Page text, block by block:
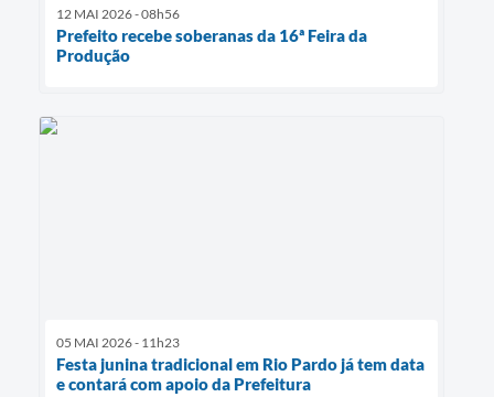
12 MAI 2026 - 08h56
Prefeito recebe soberanas da 16ª Feira da
Produção
05 MAI 2026 - 11h23
Festa junina tradicional em Rio Pardo já tem data
e contará com apoio da Prefeitura